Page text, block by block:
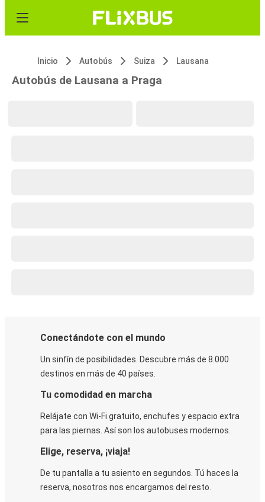
Inicio Autobús Suiza Lausana
Autobús de Lausana a Praga
Conectándote con el mundo
Un sinfín de posibilidades. Descubre más de 8.000
destinos en más de 40 países.
Tu comodidad en marcha
Relájate con Wi-Fi gratuito, enchufes y espacio extra
para las piernas. Así son los autobuses modernos.
Elige, reserva, ¡viaja!
De tu pantalla a tu asiento en segundos. Tú haces la
reserva, nosotros nos encargamos del resto.